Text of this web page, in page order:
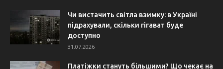
Чи вистачить світла взимку: в Україні
підрахували, скільки гігават буде
доступно
31.07.2026
Платіжки стануть більшими? Що чекає на